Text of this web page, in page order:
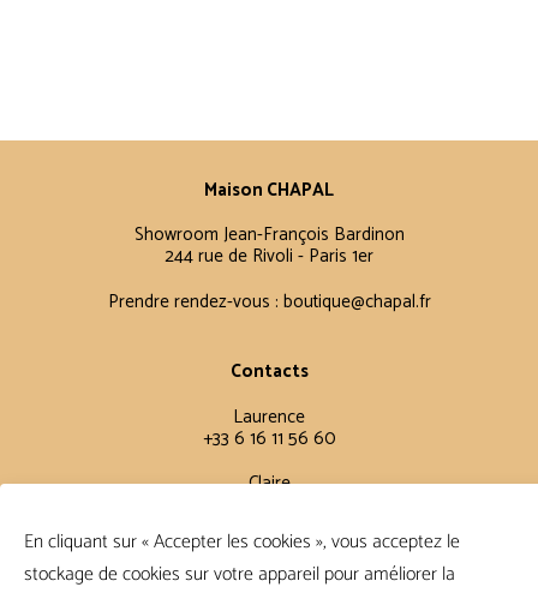
En cliquant sur « Accepter les cookies », vous acceptez le
stockage de cookies sur votre appareil pour améliorer la
Maison CHAPAL
Showroom Jean-François Bardinon
244 rue de Rivoli - Paris 1er
Prendre rendez-vous : boutique@chapal.fr
Contacts
Laurence
+33 6 16 11 56 60
Claire
Conditions Générales